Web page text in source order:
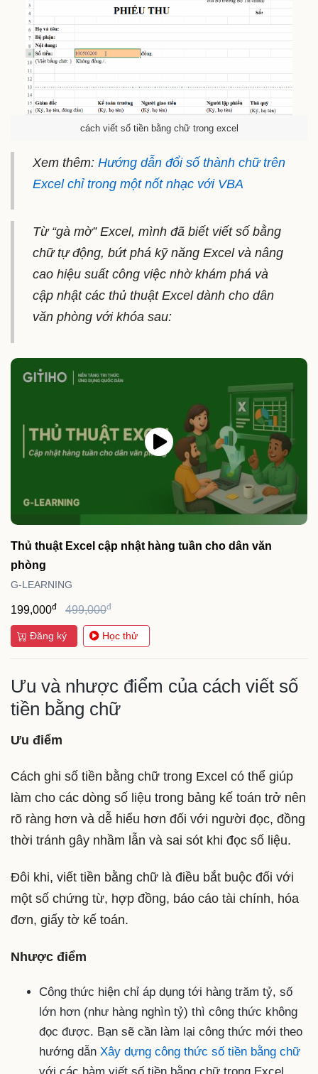
cách viết số tiền bằng chữ trong excel
Xem thêm: Hướng dẫn đổi số thành chữ trên
Excel chỉ trong một nốt nhạc với VBA
Từ “gà mờ” Excel, mình đã biết viết số bằng
chữ tự động, bứt phá kỹ năng Excel và nâng
cao hiệu suất công việc nhờ khám phá và
cập nhật các thủ thuật Excel dành cho dân
văn phòng với khóa sau:
Thủ thuật Excel cập nhật hàng tuần cho dân văn
phòng
G-LEARNING
199,000đ 499,000đ
Đăng ký Học thử
Ưu và nhược điểm của cách viết số
tiền bằng chữ
Ưu điểm
Cách ghi số tiền bằng chữ trong Excel có thể giúp
làm cho các dòng số liệu trong bảng kế toán trở nên
rõ ràng hơn và dễ hiểu hơn đối với người đọc, đồng
thời tránh gây nhầm lẫn và sai sót khi đọc số liệu.
Đôi khi, viết tiền bằng chữ là điều bắt buộc đối với
một số chứng từ, hợp đồng, báo cáo tài chính, hóa
đơn, giấy tờ kế toán.
Nhược điểm
Công thức hiện chỉ áp dụng tới hàng trăm tỷ, số
lớn hơn (như hàng nghìn tỷ) thì công thức không
đọc được. Bạn sẽ cần làm lại công thức mới theo
hướng dẫn Xây dựng công thức số tiền bằng chữ